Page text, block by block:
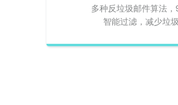
多种反垃圾邮件算法
智能过滤，减少垃